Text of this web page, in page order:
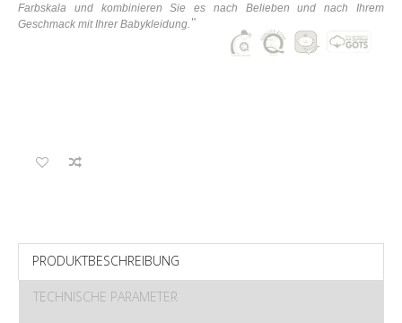
Farbskala und kombinieren Sie es nach Belieben und nach Ihrem
Geschmack mit IhrerBabykleidung. "
PRODUKTBESCHREIBUNG
TECHNISCHE PARAMETER